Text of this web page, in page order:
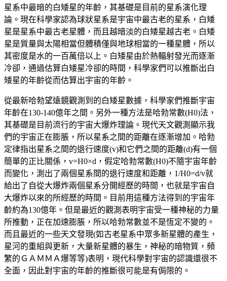
星系中最暗的白矮星的年齡，其基礎是目前的星系演化理
論。現在科學家認為球狀星系是宇宙中最古老的星系，白矮
星是星系中最古老星體，而且越暗淡的白矮星越古老。白矮
星是質量與太陽相當但體積僅與地球相當的一種星體，所以
其密度是水的一百萬倍以上。白矮星由於熱輻射發光而逐漸
冷卻，通過估算白矮星冷卻的時間，科學家們可以推斷出白
矮星的年齡從而估算出宇宙的年齡。
從最新哈勃望遠鏡觀測到的白矮星數據，科學家們推斷宇宙
年齡在130-140億年之間。另外一種方法是哈勃常數(H0)法，
其基礎是目前流行的宇宙大爆炸理論。現代天文觀測顯示我
們的宇宙正在膨脹，所以星系之間的距離在逐漸增加。哈勃
定律指出星系之間的退行速度(v)和它們之間的距離(d)有一個
簡單的正比關係，v=H0×d，假定哈勃常數(H0)不隨宇宙年齡
而變化，測出了兩個星系間的退行速度和距離，1/H0=d/v就
給出了自從大爆炸兩個星系分開經歷的時間，也就是宇宙自
大爆炸以來的所經歷的時間。目前用這種方法得到的宇宙年
齡約為130億年。但是最近的觀測表明宇宙受一種神秘的力量
所推動，正在加速膨脹，所以哈勃常數並不是恆定不變的。
而且最近的一些天文發現(如古老星系中眾多新星體的產生，
星河的重組與更新，大量新星體的暴生，神秘的暗物質，頻
繁的ＧＡＭＭＡ爆等等)表明，現代科學對宇宙的認識還很不
全面，因此對宇宙的年齡的推斷很可能是有侷限的。